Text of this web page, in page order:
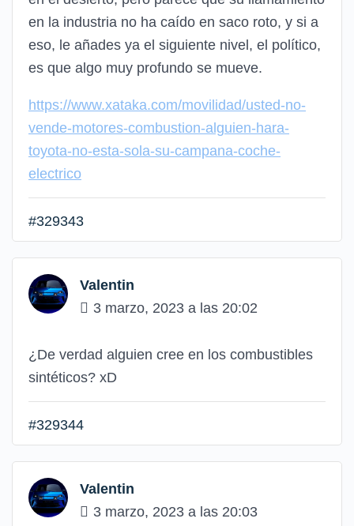
en la industria no ha caído en saco roto, y si a
eso, le añades ya el siguiente nivel, el político,
es que algo muy profundo se mueve.
https://www.xataka.com/movilidad/usted-no-
vende-motores-combustion-alguien-hara-
toyota-no-esta-sola-su-campana-coche-
electrico
#329343
Valentin
3 marzo, 2023 a las 20:02
¿De verdad alguien cree en los combustibles
sintéticos? xD
#329344
Valentin
3 marzo, 2023 a las 20:03